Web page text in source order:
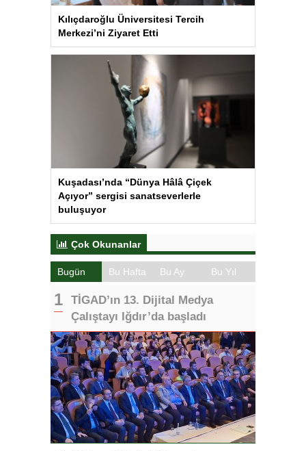
Kılıçdaroğlu Üniversitesi Tercih
Merkezi’ni Ziyaret Etti
Kuşadası’nda “Dünya Hâlâ Çiçek
Açıyor” sergisi sanatseverlerle
buluşuyor
Çok Okunanlar
Bugün Bu Hafta Bu Ay Bu Yıl
TİGAD’ın 13. Dijital Medya
Çalıştayı Iğdır’da başladı